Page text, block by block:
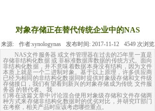
对象存储正在替代传统企业中的NAS
来源: 作者:synologynas 发布时间: 2017-11-12 4549 次浏览
NAS文件服务器 或文件管理器在过去的25年里一直是
存储非结构化数据 或 非标准数据库数据的传统方式。面向
非结构化数据，并不意味着数据本身没有结构，因为文件
本质上就是一个二进制对象。基于以上原理，许多供应商
已经为相同的非结构化数据同时提供对象级存储和文件级
存储接口，我们有望看到新兴的对象存储成为传统 文件服
务器 的替代者。 我
们将在这篇文章中讨论混合使用对象级存储和文件存储两
种方式来存储非结构化数据时的优劣对比，并研究IT部门
在考察，相关产品时应该考虑哪些重点。